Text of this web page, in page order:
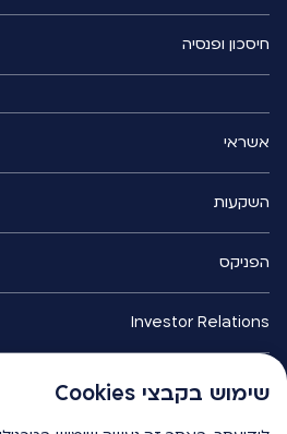
שימוש בקבצי Cookies
חיסכון ופנסיה
אשראי
השקעות
הפניקס
Investor Relations